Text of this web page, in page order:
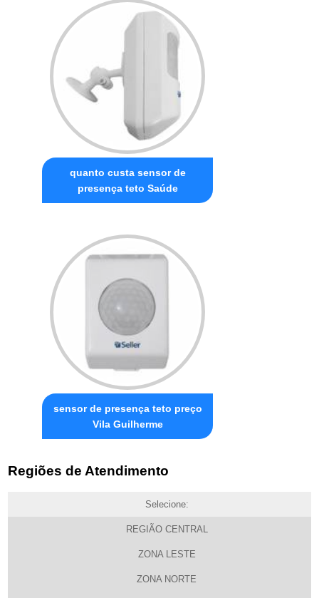
quanto custa sensor de
presença teto Saúde
sensor de presença teto preço
Vila Guilherme
Regiões de Atendimento
Selecione:
REGIÃO CENTRAL
ZONA LESTE
ZONA NORTE